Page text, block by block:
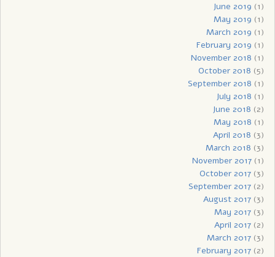
June 2019 (1)
May 2019 (1)
March 2019 (1)
February 2019 (1)
November 2018 (1)
October 2018 (5)
September 2018 (1)
July 2018 (1)
June 2018 (2)
May 2018 (1)
April 2018 (3)
March 2018 (3)
November 2017(1)
October 2017(3)
September 2017(2)
August 2017(3)
May 2017(3)
April 2017(2)
March 2017(3)
February 2017(2)